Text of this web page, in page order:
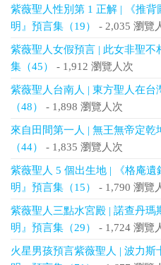
紫薇聖人性別第 1 正解 | 《推背
明』預言集（19）
- 2,035 瀏覽
紫薇聖人女假預言 | 此女非聖
集（45）
- 1,912 瀏覽人次
紫薇聖人台南人 | 東方聖人在
（48）
- 1,898 瀏覽人次
來自田間第一人 | 無王無帝定
（44）
- 1,835 瀏覽人次
紫薇聖人 5 個出生地 | 《格庵
明』預言集（15）
- 1,790 瀏覽
紫薇聖人三點水宮殿 | 諾查丹瑪
明』預言集（29）
- 1,724 瀏覽
火星男孩預言紫薇聖人 | 波力斯